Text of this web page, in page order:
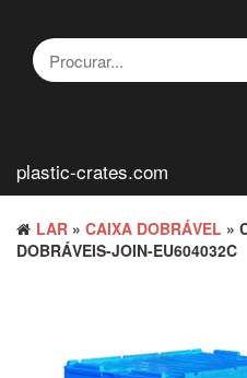
conteúdo
plastic-crates.com
LAR » CAIXA DOBRÁVEL »
DOBRÁVEIS-JOIN-EU604032C